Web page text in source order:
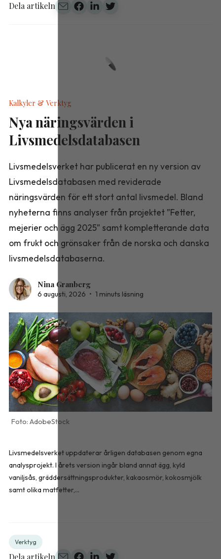
Dela artikeln
Kalkyler & Verktyg
Nya näringsvärden i
Livsmedelsdatabasen
Livsmedelsverket har publicerat en ny version av
Livsmedelsdatabasen med reviderade
näringsvärden för ett stort antal livsmedel. Bland
nyheterna finns analyser från projektet ”Fetter,
mejerier och ägg 2025” samt kompletterande data
om frukt och grönsaker från de norska och danska
livsmedelsdatabaserna.
Nina Granberg
6 augusti, 2026 • 1 minuts läsning
AdobeStock
Livsmedelsverket uppdaterar årligen databasen genom egna
analysprojekt. I årets version ingår bland annat ägg, kyld
vaniljsås, gräddersättningsprodukter, kakaosmör, kokosmjölk
samt olika matfetter,...
Verktyg
Dela artikeln